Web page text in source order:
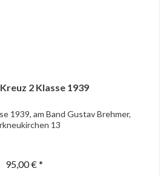
2 Klasse 1939
1939, am Band Gustav Brehmer,
13
95,00 € *